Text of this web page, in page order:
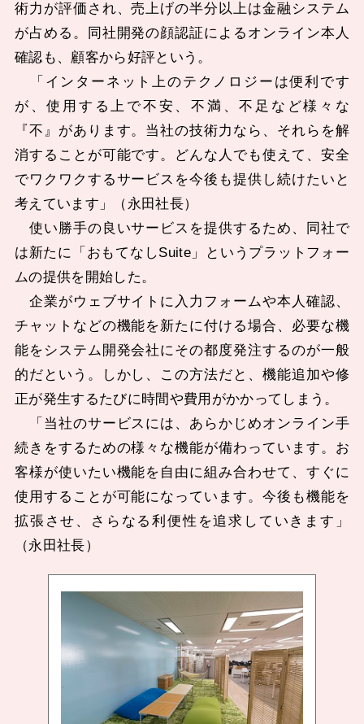
術力が評価され、売上げの半分以上は金融システム
が占める。同社開発の顔認証によるオンライン本人
確認も、顧客から好評という。
「インターネット上のテクノロジーは便利です
が、使用する上で不安、不満、不足など様々な
『不』があります。当社の技術力なら、それらを解
消することが可能です。どんな人でも使えて、安全
でワクワクするサービスを今後も提供し続けたいと
考えています」（永田社長）
使い勝手の良いサービスを提供するため、同社で
は新たに「おもてなしSuite」というプラットフォー
ムの提供を開始した。
企業がウェブサイトに入力フォームや本人確認、
チャットなどの機能を新たに付ける場合、必要な機
能をシステム開発会社にその都度発注するのが一般
的だという。しかし、この方法だと、機能追加や修
正が発生するたびに時間や費用がかかってしまう。
「当社のサービスには、あらかじめオンライン手
続きをするための様々な機能が備わっています。お
客様が使いたい機能を自由に組み合わせて、すぐに
使用することが可能になっています。今後も機能を
拡張させ、さらなる利便性を追求していきます」
（永田社長）